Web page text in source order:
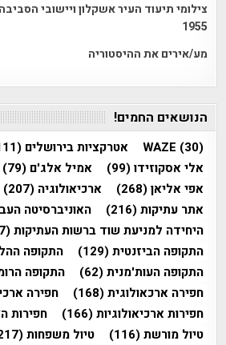
צילומי תיעוד העיר אשקלון ויישובי
1955
מע/אירים את ההיסטוריה
הנושאים החמים!
WAZE (30) אטרקציות בירושלים (111)
אלי אסקוזידו(99) אמיל אלג'ם (79)
אפי אליאן(268) ארכיאולוגיה (207)
אתר עתיקות(216) האוניברסיטה
היחידה למניעת שוד ברשות העתיקות(77)
התקופה הביזנטית(129) התקופה
התקופה העות'מנית(62) התקופה
חפירה ארכאולוגית(168) חפירה
חפירות ארכיאולוגיות(166) חפירות
טיול מורשת(116) טיול משפחות(217)